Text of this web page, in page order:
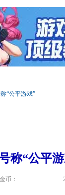
“公平游戏”
称“公平
币：